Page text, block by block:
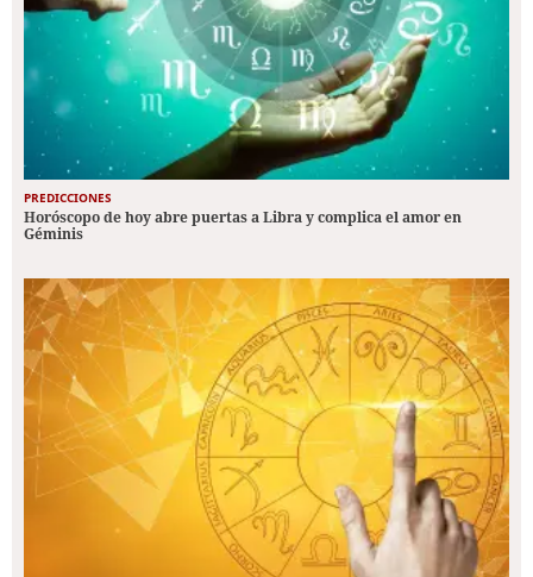
PREDICCIONES
Horóscopo de hoy abre puertas a Libra y complica el amor en
Géminis